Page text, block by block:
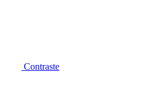
Contraste